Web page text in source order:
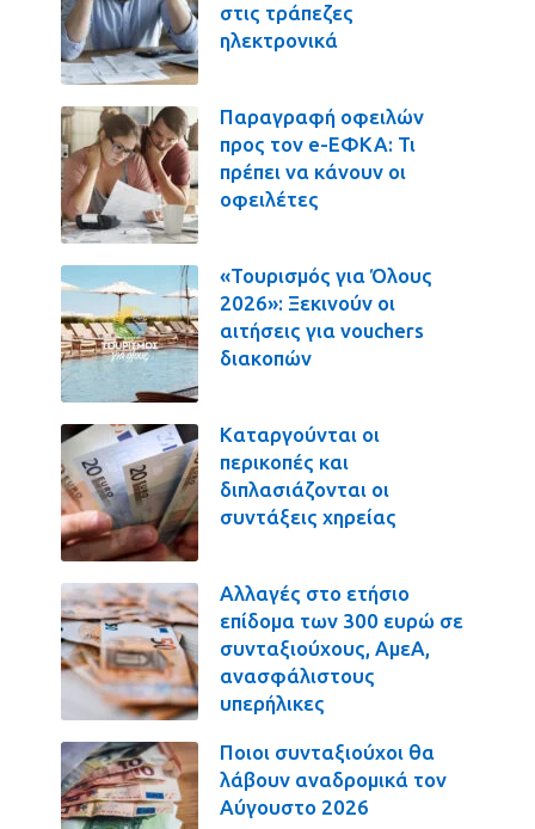
στις τράπεζες
ηλεκτρονικά
Παραγραφή οφειλών
προς τον e-ΕΦΚΑ: Τι
πρέπει να κάνουν οι
οφειλέτες
«Τουρισμός για Όλους
2026»: Ξεκινούν οι
αιτήσεις για vouchers
διακοπών
Καταργούνται οι
περικοπές και
διπλασιάζονται οι
συντάξεις χηρείας
Αλλαγές στο ετήσιο
επίδομα των 300 ευρώ σε
συνταξιούχους, ΑμεΑ,
ανασφάλιστους
υπερήλικες
Ποιοι συνταξιούχοι θα
λάβουν αναδρομικά τον
Αύγουστο 2026